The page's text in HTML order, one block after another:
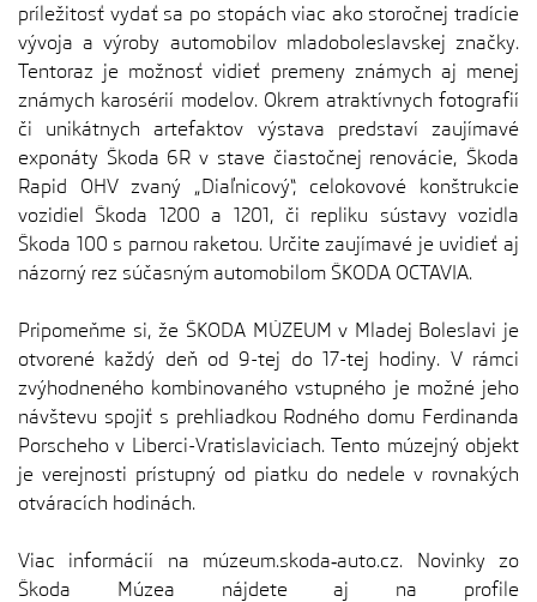
príležitosť vydať sa po stopách viac ako storočnej tradície
vývoja a výroby automobilov mladoboleslavskej značky.
Tentoraz je možnosť vidieť premeny známych aj menej
známych karosérií modelov. Okrem atraktívnych fotografií
či unikátnych artefaktov výstava predstaví zaujímavé
exponáty Škoda 6R v stave čiastočnej renovácie, Škoda
Rapid OHV zvaný „Diaľnicový“, celokovové konštrukcie
vozidiel Škoda 1200 a 1201, či repliku sústavy vozidla
Škoda 100 s parnou raketou. Určite zaujímavé je uvidieť aj
názorný rez súčasným automobilom ŠKODA OCTAVIA.
Pripomeňme si, že ŠKODA MÚZEUM v Mladej Boleslavi je
otvorené každý deň od 9-tej do 17-tej hodiny. V rámci
zvýhodneného kombinovaného vstupného je možné jeho
návštevu spojiť s prehliadkou Rodného domu Ferdinanda
Porscheho v Liberci-Vratislaviciach. Tento múzejný objekt
je verejnosti prístupný od piatku do nedele v rovnakých
otváracích hodinách.
Viac informácií na múzeum.skoda‑auto.cz. Novinky zo
Škoda Múzea nájdete aj na profile